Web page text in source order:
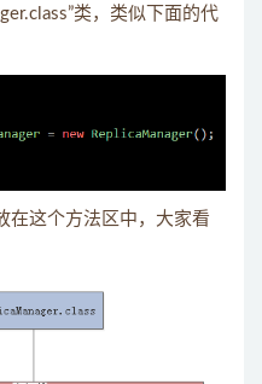
类，类似下面的代
在这个方法区中，大家看